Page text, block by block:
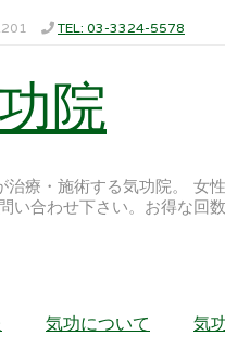
201 TEL: 03-3324-5578
院
療・施術する気功院。
合わせ下さい。お得な回数
気功について
気